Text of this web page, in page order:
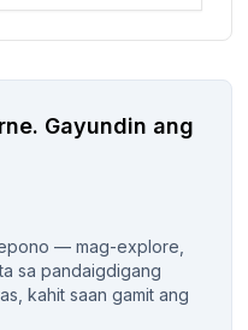
Gayundin ang
— mag-explore,
sa pandaigdigang
kahit saan gamit ang